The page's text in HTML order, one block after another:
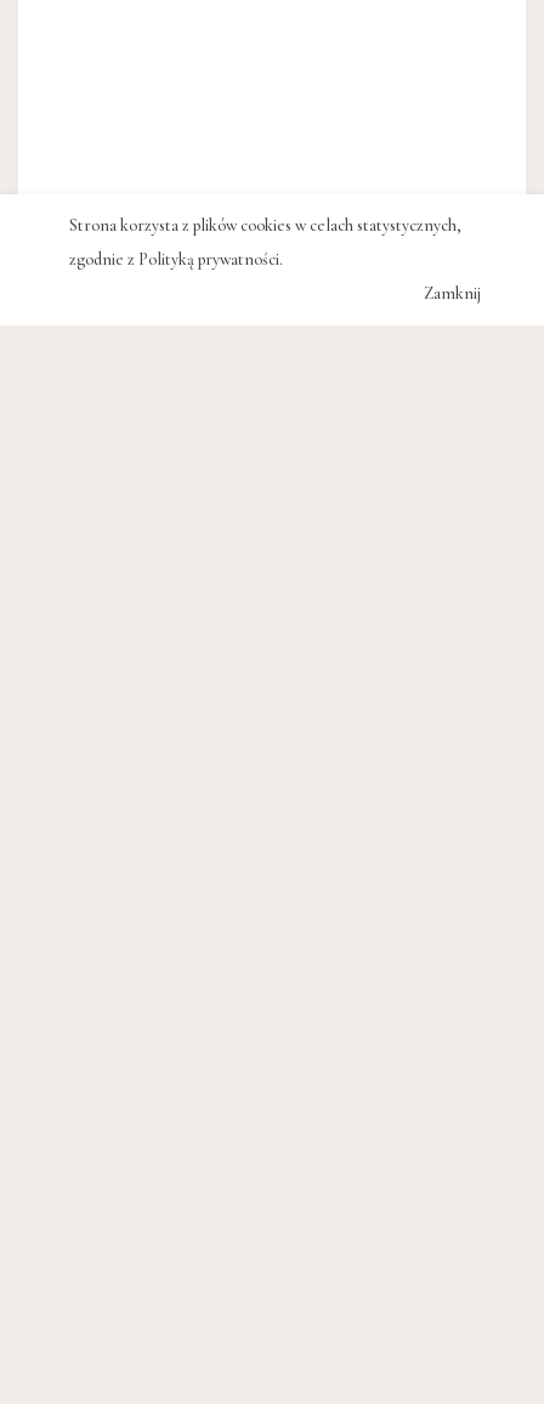
Strona korzysta z plików cookies w celach statystycznych,
zgodnie z Polityką prywatności.
Zamknij